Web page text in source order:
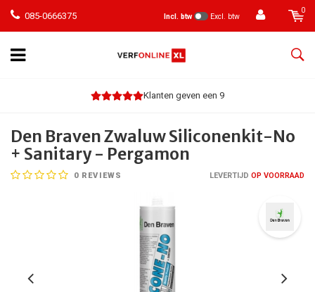
085-0666375 Incl. btw Excl. btw
0
Klanten geven een 9
Den Braven Zwaluw Siliconenkit-No
+ Sanitary - Pergamon
0 REVIEWS LEVERTIJD OP VOORRAAD